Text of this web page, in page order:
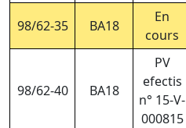
98/62-35 BA18
En
cours
98/62-40 BA18
PV
efectis
n° 15-V-
000815